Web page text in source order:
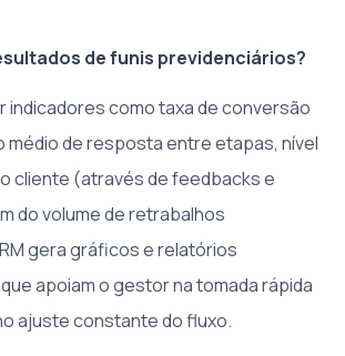
de funis previdenciários?
indicadores como taxa de conversão
médio de resposta entre etapas, nível
cliente (através de feedbacks e
do volume de retrabalhos
gera gráficos e relatórios
apoiam o gestor na tomada rápida
ajuste constante do fluxo.